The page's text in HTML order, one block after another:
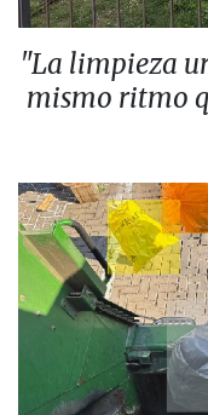
"La limpieza
mismo ritmo